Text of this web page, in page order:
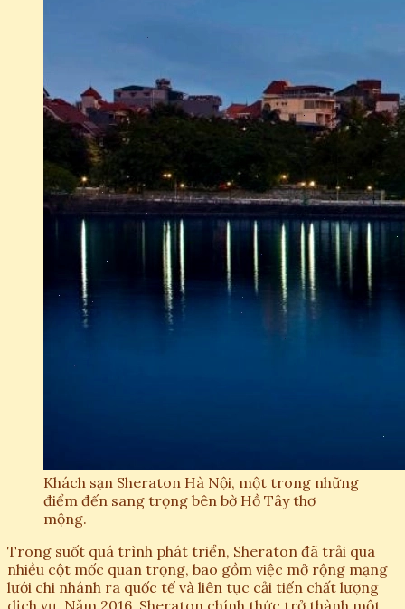
Khách sạn Sheraton Hà Nội, một trong những
điểm đến sang trọng bên bờ Hồ Tây thơ
mộng.
Trong suốt quá trình phát triển, Sheraton đã trải qua
nhiều cột mốc quan trọng, bao gồm việc mở rộng mạng
lưới chi nhánh ra quốc tế và liên tục cải tiến chất lượng